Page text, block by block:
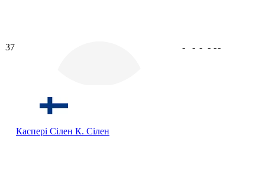
37
Каспері Сілен К. Сілен
- - - - --